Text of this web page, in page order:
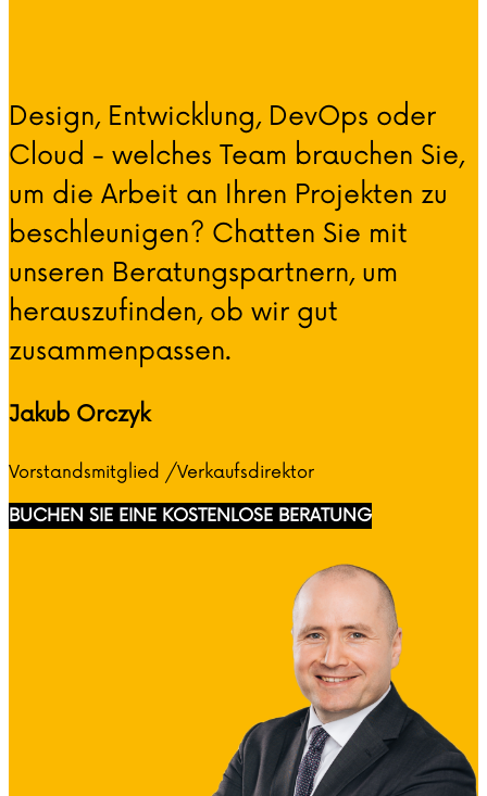
Design, Entwicklung, DevOps oder
Cloud - welches Team brauchen Sie,
um die Arbeit an Ihren Projekten zu
beschleunigen? Chatten Sie mit
unseren Beratungspartnern, um
herauszufinden, ob wir gut
zusammenpassen.
Jakub Orczyk
Vorstandsmitglied /Verkaufsdirektor
BUCHEN SIE EINE KOSTENLOSE BERATUNG